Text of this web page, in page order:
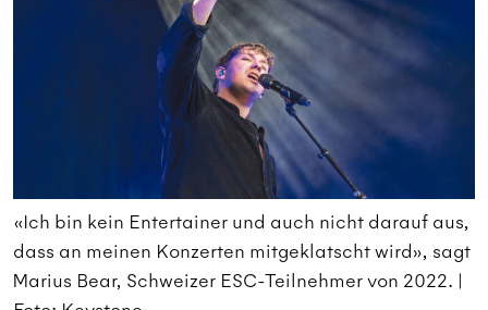
«Ich bin kein Entertainer und auch nicht darauf aus,
dass an meinen Konzerten mitgeklatscht wird», sagt
Marius Bear, Schweizer ESC-Teilnehmer von 2022. |